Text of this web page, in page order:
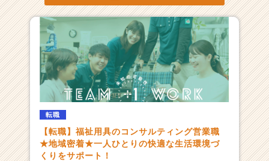
デ
ー
ト！
|
ベ
ン
ャ
ー・
成
転職
【転職】福祉用具のコンサルティング営業職
★地域密着★一人ひとりの快適な生活環境づ
くりをサポート！